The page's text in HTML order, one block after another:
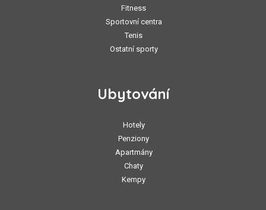
Fitness
Sportovní centra
Tenis
Ostatní sporty
Ubytování
Hotely
Penziony
Apartmány
Chaty
Kempy